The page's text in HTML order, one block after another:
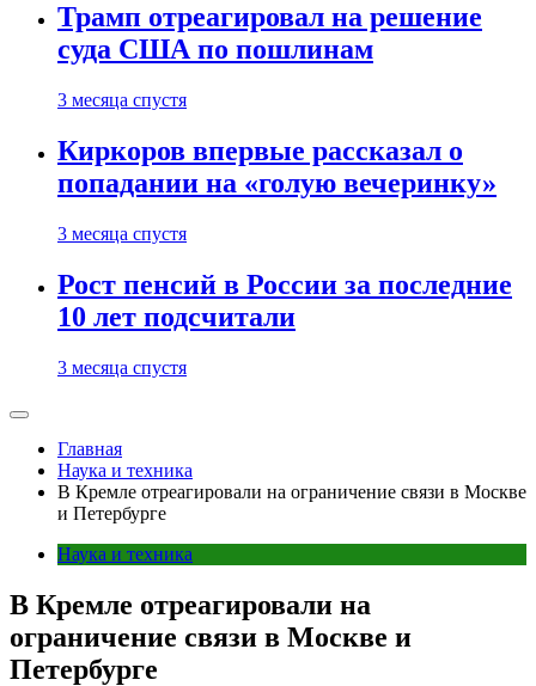
Трамп отреагировал на решение
суда США по пошлинам
3 месяца спустя
Киркоров впервые рассказал о
попадании на «голую вечеринку»
3 месяца спустя
Рост пенсий в России за последние
10 лет подсчитали
3 месяца спустя
Главная
Наука и техника
В Кремле отреагировали на ограничение связи в Москве
и Петербурге
Наука и техника
В Кремле отреагировали на
ограничение связи в Москве и
Петербурге